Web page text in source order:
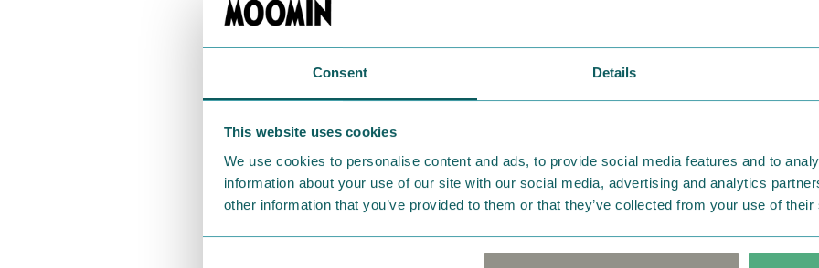
Consent Details
This website uses cookies
We use cookies to personalise content and ads, to provide social media features and to
information about your use of our site with our social media, advertising and analytics
other information that you’ve provided to them or that they’ve collected from your use of